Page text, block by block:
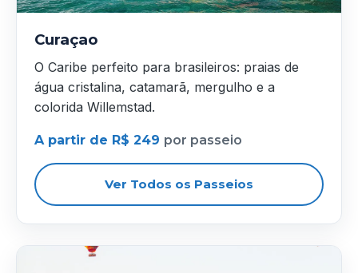
Curaçao
O Caribe perfeito para brasileiros: praias de
água cristalina, catamarã, mergulho e a
colorida Willemstad.
A partir de R$ 249 por passeio
Ver Todos os Passeios